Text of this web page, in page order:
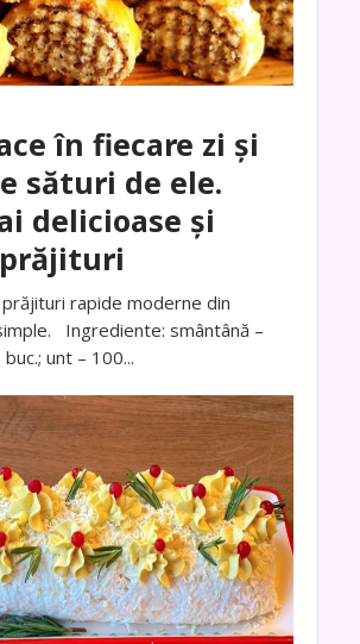
în fiecare zi și
sături de ele.
delicioase și
rapide moderne din
Ingrediente: smântână –
unt – 100...